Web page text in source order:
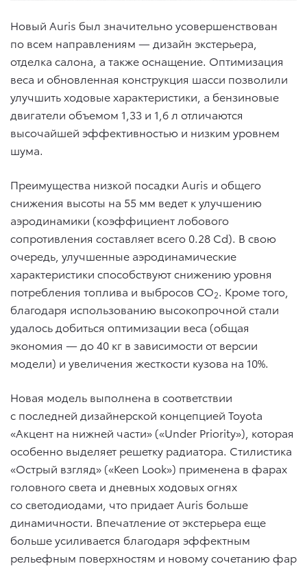
Новый Auris был значительно усовершенствован
по всем направлениям — дизайн экстерьера,
отделка салона, а также оснащение. Оптимизация
веса и обновленная конструкция шасси позволили
улучшить ходовые характеристики, а бензиновые
двигатели объемом 1,33 и 1,6 л отличаются
высочайшей эффективностью и низким уровнем
шума.
Преимущества низкой посадки Auris и общего
снижения высоты на 55 мм ведет к улучшению
аэродинамики (коэффициент лобового
сопротивления составляет всего 0.28 Cd). В свою
очередь, улучшенные аэродинамические
характеристики способствуют снижению уровня
потребления топлива и выбросов CO2. Кроме того,
благодаря использованию высокопрочной стали
удалось добиться оптимизации веса (общая
экономия — до 40 кг в зависимости от версии
модели) и увеличения жесткости кузова на 10%.
Новая модель выполнена в соответствии
с последней дизайнерской концепцией Toyota
«Акцент на нижней части» («Under Priority»), которая
особенно выделяет решетку радиатора. Стилистика
«Острый взгляд» («Keen Look») применена в фарах
головного света и дневных ходовых огнях
со светодиодами, что придает Auris больше
динамичности. Впечатление от экстерьера еще
больше усиливается благодаря эффектным
рельефным поверхностям и новому сочетанию фар